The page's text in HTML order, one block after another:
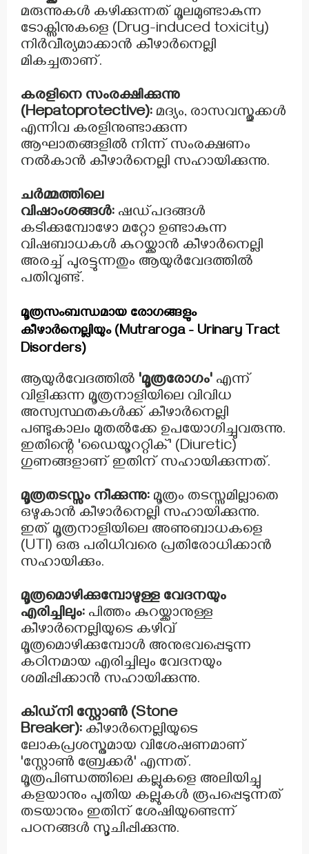
മരുന്നുകൾ കഴിക്കുന്നത് മൂലമുണ്ടാകുന്ന
ടോക്സിനുകളെ (Drug-induced toxicity)
നിർവീര്യമാക്കാൻ കീഴാർനെല്ലി
മികച്ചതാണ്.
കരളിനെ സംരക്ഷിക്കുന്നു
(Hepatoprotective): മദ്യം, രാസവസ്തുക്കൾ
എന്നിവ കരളിനുണ്ടാക്കുന്ന
ആഘാതങ്ങളിൽ നിന്ന് സംരക്ഷണം
നൽകാൻ കീഴാർനെല്ലി സഹായിക്കുന്നു.
ചർമ്മത്തിലെ
വിഷാംശങ്ങൾ: ഷഡ്പദങ്ങൾ
കടിക്കുമ്പോഴോ മറ്റോ ഉണ്ടാകുന്ന
വിഷബാധകൾ കുറയ്ക്കാൻ കീഴാർനെല്ലി
അരച്ച് പുരട്ടുന്നതും ആയുർവേദത്തിൽ
പതിവുണ്ട്.
മൂത്രസംബന്ധമായ രോഗങ്ങളും
കീഴാർനെല്ലിയും (Mutraroga - Urinary Tract
Disorders)
ആയുർവേദത്തിൽ 'മൂത്രരോഗം' എന്ന്
വിളിക്കുന്ന മൂത്രനാളിയിലെ വിവിധ
അസ്വസ്ഥതകൾക്ക് കീഴാർനെല്ലി
പണ്ടുകാലം മുതൽക്കേ ഉപയോഗിച്ചുവരുന്നു.
ഇതിന്റെ 'ഡൈയൂററ്റിക്' (Diuretic)
ഗുണങ്ങളാണ് ഇതിന് സഹായിക്കുന്നത്.
മൂത്രതടസ്സം നീക്കുന്നു: മൂത്രം തടസ്സമില്ലാതെ
ഒഴുകാൻ കീഴാർനെല്ലി സഹായിക്കുന്നു.
ഇത് മൂത്രനാളിയിലെ അണുബാധകളെ
(UTI) ഒരു പരിധിവരെ പ്രതിരോധിക്കാൻ
സഹായിക്കും.
മൂത്രമൊഴിക്കുമ്പോഴുള്ള വേദനയും
എരിച്ചിലും: പിത്തം കുറയ്ക്കാനുള്ള
കീഴാർനെല്ലിയുടെ കഴിവ്
മൂത്രമൊഴിക്കുമ്പോൾ അനുഭവപ്പെടുന്ന
കഠിനമായ എരിച്ചിലും വേദനയും
ശമിപ്പിക്കാൻ സഹായിക്കുന്നു.
കിഡ്നി സ്റ്റോൺ (Stone
Breaker): കീഴാർനെല്ലിയുടെ
ലോകപ്രശസ്തമായ വിശേഷണമാണ്
'സ്റ്റോൺ ബ്രേക്കർ' എന്നത്.
മൂത്രപിണ്ഡത്തിലെ കല്ലുകളെ അലിയിച്ചു
കളയാനും പുതിയ കല്ലുകൾ രൂപപ്പെടുന്നത്
തടയാനും ഇതിന് ശേഷിയുണ്ടെന്ന്
പഠനങ്ങൾ സൂചിപ്പിക്കുന്നു.